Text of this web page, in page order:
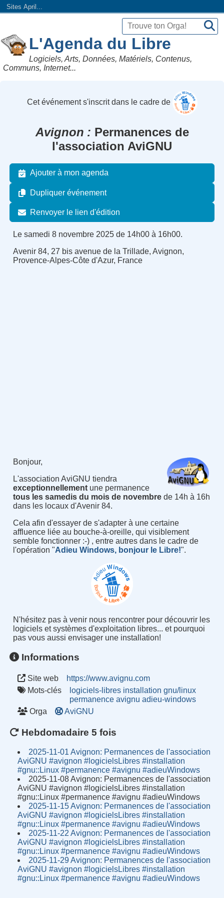
Sites April...
L'Agenda du Libre
Logiciels, Arts, Données, Matériels, Contenus,
Communs, Internet...
Cet événement s'inscrit dans le cadre de
Avignon
Permanences de
l'association AviGNU
Ajouter à mon agenda
Dupliquer événement
Renvoyer le lien d'édition
Le samedi 8 novembre 2025 de 14h00 à 16h00.
Avenir 84, 27 bis avenue de la Trillade, Avignon,
Provence-Alpes-Côte d'Azur, France
Bonjour,
L'association AviGNU tiendra
exceptionnellementune permanence
tous les samedis du mois de novembrede 14h à 16h
dans les locaux d'Avenir 84.
Cela afin d'essayer de s'adapter à une certaine
affluence liée au bouche-à-oreille, qui visiblement
semble fonctionner :-) , entre autres dans le cadre de
l'opération "Adieu Windows, bonjour le Libre!".
N'hésitez pas à venir nous rencontrer pour découvrir les
logiciels et systèmes d'exploitation libres... et pourquoi
pas vous aussi envisager une installation!
Informations
Site web
https://www.avignu.com
Mots-clés
logiciels-libres installation gnu/linux
permanence avignu adieu-windows
Orga
AviGNU
Hebdomadaire 5 fois
2025-11-01 Avignon: Permanences de l'association
AviGNU #avignon #logicielsLibres #installation
#gnu::Linux #permanence #avignu #adieuWindows
2025-11-08 Avignon: Permanences de l'association
AviGNU #avignon #logicielsLibres #installation
#gnu::Linux #permanence #avignu #adieuWindows
2025-11-15 Avignon: Permanences de l'association
AviGNU #avignon #logicielsLibres #installation
#gnu::Linux #permanence #avignu #adieuWindows
2025-11-22 Avignon: Permanences de l'association
AviGNU #avignon #logicielsLibres #installation
#gnu::Linux #permanence #avignu #adieuWindows
2025-11-29 Avignon: Permanences de l'association
AviGNU #avignon #logicielsLibres #installation
#gnu::Linux #permanence #avignu #adieuWindows